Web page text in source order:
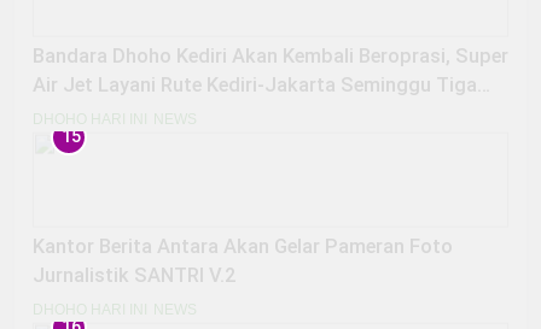
Bandara Dhoho Kediri Akan Kembali Beroprasi, Super
Air Jet Layani Rute Kediri-Jakarta Seminggu Tiga
Kali
DHOHO HARI INI NEWS
15
Kantor Berita Antara Akan Gelar Pameran Foto
Jurnalistik SANTRI V.2
DHOHO HARI INI NEWS